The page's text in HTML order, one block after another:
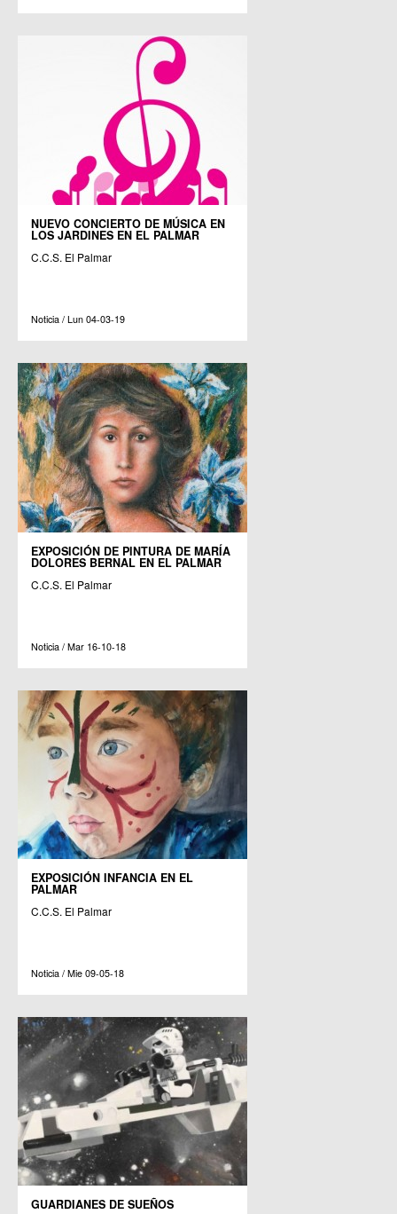
NUEVO CONCIERTO DE MÚSICA EN
LOS JARDINES EN EL PALMAR
C.C.S. El Palmar
Noticia / Lun 04-03-19
EXPOSICIÓN DE PINTURA DE MARÍA
DOLORES BERNAL EN EL PALMAR
C.C.S. El Palmar
Noticia / Mar 16-10-18
EXPOSICIÓN INFANCIA EN EL
PALMAR
C.C.S. El Palmar
Noticia / Mie 09-05-18
GUARDIANES DE SUEÑOS